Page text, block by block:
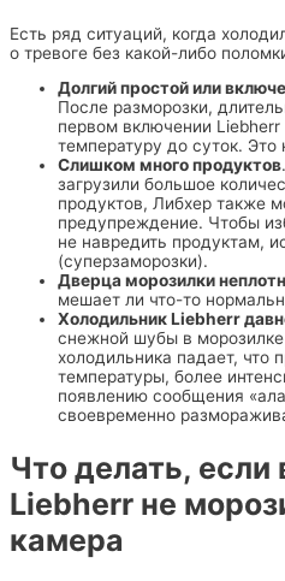
Есть ряд ситуаций, когда
о тревоге без какой-либо
Долгий простой или
После разморозки,
первом включении
температуру до суток.
Слишком много продуктов
загрузили большое
продуктов, Либхер также
предупреждение. Чтобы
не навредить продуктам,
(суперзаморозки).
Дверца морозилки
мешает ли что-то
Холодильник Liebherr
снежной шубы в морозилке
холодильника падает, что
температуры, более
появлению сообщения
своевременно
Что делать, если
Liebherr не
камера